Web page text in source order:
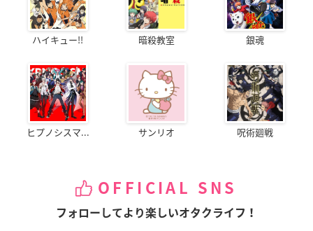
ハイキュー!! 暗殺教室 銀魂
ヒプノシスマ... サンリオ 呪術廻戦
OFFICIAL SNS
フォローしてより楽しいオタクライフ！